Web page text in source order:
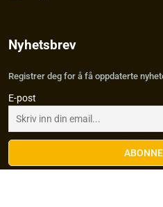
Nyhetsbrev
Registrer deg for å få oppdaterte
E-post